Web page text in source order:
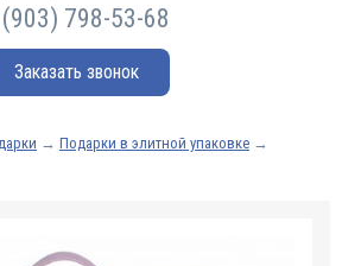
798-53-68
Заказать звонок
→ Подарки в элитной упаковке →